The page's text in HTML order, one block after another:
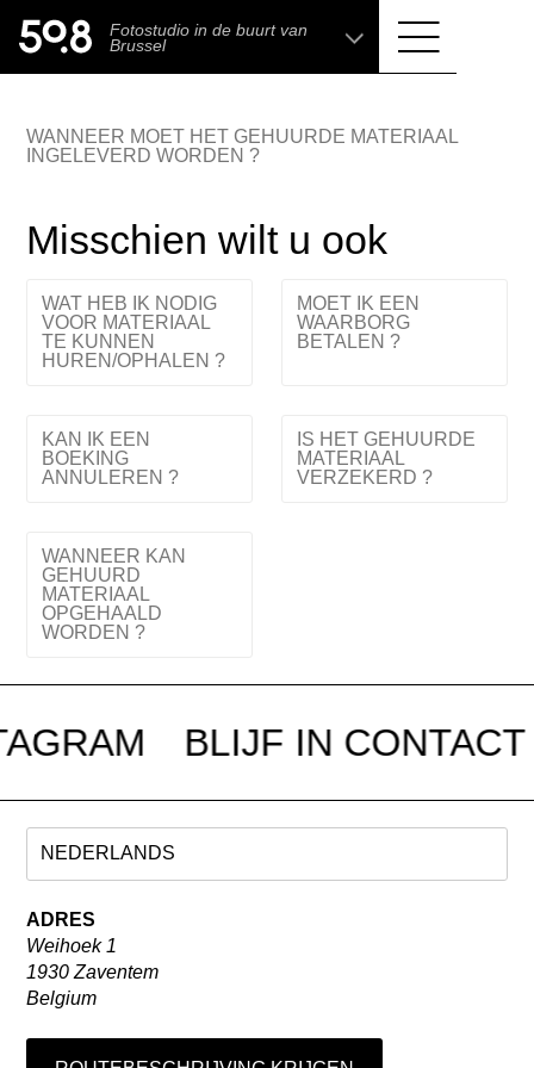
Fotostudio in de buurt van
Brussel
.shop
Liva • High-End Photo, Sports Optics, Home
Cinema & Audio
WANNEER MOET HET GEHUURDE MATERIAAL
INGELEVERD WORDEN ?
Misschien wilt u ook
WAT HEB IK NODIG
VOOR MATERIAAL
TE KUNNEN
HUREN/OPHALEN ?
MOET IK EEN
WAARBORG
BETALEN ?
KAN IK EEN
BOEKING
ANNULEREN ?
IS HET GEHUURDE
MATERIAAL
VERZEKERD ?
WANNEER KAN
GEHUURD
MATERIAAL
OPGEHAALD
WORDEN ?
BLIJF IN
ADRES
Weihoek 1
1930 Zaventem
Belgium